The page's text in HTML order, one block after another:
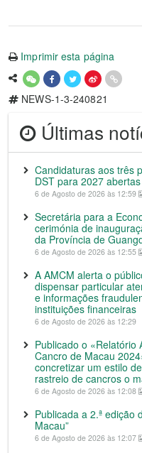
Imprimir esta página
NEWS-1-3-240821
Últimas
Candidaturas aos três
DST para 2027
6 de Agosto de 2026 às 12:59
Secretária para a
cerimónia de
da Província de
6 de Agosto de 2026 às 12:55
A AMCM alerta o
dispensar particular
e informações
instituições financeiras
6 de Agosto de 2026 às 12:29
Publicado o «Relatório
Cancro de Macau
concretizar um estilo
rastreio de cancros o
6 de Agosto de 2026 às 12:08
Publicada a 2.ª edição
Macau”
6 de Agosto de 2026 às 12:07